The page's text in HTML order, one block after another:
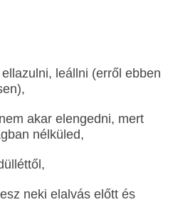
leállni (erről ebben
akar elengedni, mert
nélküled,
neki elalvás előtt és